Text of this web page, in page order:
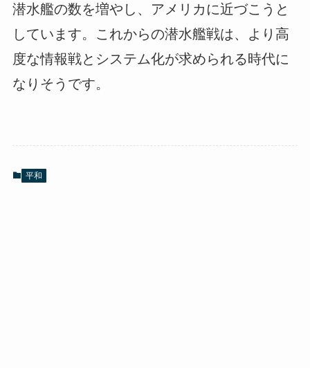
潜水艦の数を増やし、アメリカに近づこうと
しています。これからの潜水艦戦は、より高
度な情報戦とシステム化が求められる時代に
なりそうです。
平和